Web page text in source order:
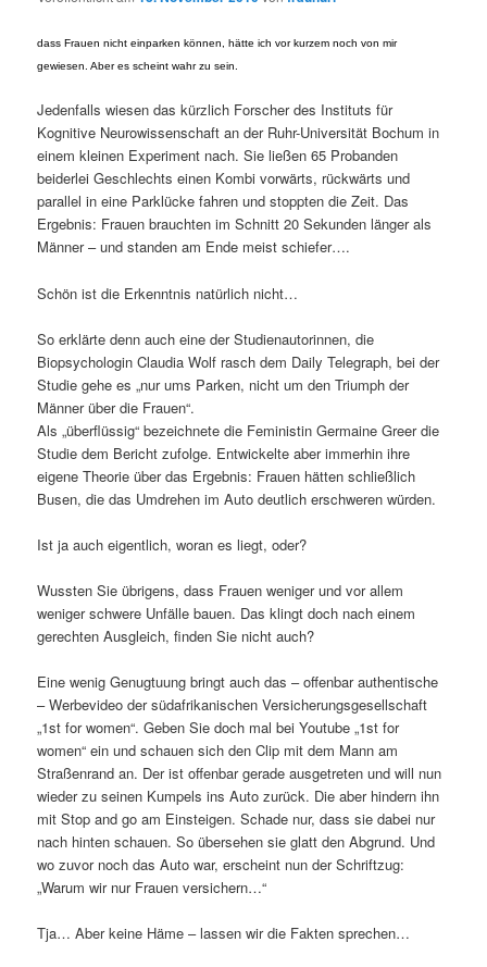
dass Frauen nicht einparken können, hätte ich vor kurzem noch von mir
gewiesen. Aber es scheint wahr zu sein.
Jedenfalls wiesen das kürzlich Forscher des Instituts für
Kognitive Neurowissenschaft an der Ruhr-Universität Bochum in
einem kleinen Experiment nach. Sie ließen 65 Probanden
beiderlei Geschlechts einen Kombi vorwärts, rückwärts und
parallel in eine Parklücke fahren und stoppten die Zeit. Das
Ergebnis: Frauen brauchten im Schnitt 20 Sekunden länger als
Männer – und standen am Ende meist schiefer….
Schön ist die Erkenntnis natürlich nicht…
So erklärte denn auch eine der Studienautorinnen, die
Biopsychologin Claudia Wolf rasch dem Daily Telegraph, bei der
Studie gehe es „nur ums Parken, nicht um den Triumph der
Männer über die Frauen“.
Als „überflüssig“ bezeichnete die Feministin Germaine Greer die
Studie dem Bericht zufolge. Entwickelte aber immerhin ihre
eigene Theorie über das Ergebnis: Frauen hätten schließlich
Busen, die das Umdrehen im Auto deutlich erschweren würden.
Ist ja auch eigentlich, woran es liegt, oder?
Wussten Sie übrigens, dass Frauen weniger und vor allem
weniger schwere Unfälle bauen. Das klingt doch nach einem
gerechten Ausgleich, finden Sie nicht auch?
Eine wenig Genugtuung bringt auch das – offenbar authentische
– Werbevideo der südafrikanischen Versicherungsgesellschaft
„1st for women“. Geben Sie doch mal bei Youtube „1st for
women“ ein und schauen sich den Clip mit dem Mann am
Straßenrand an. Der ist offenbar gerade ausgetreten und will nun
wieder zu seinen Kumpels ins Auto zurück. Die aber hindern ihn
mit Stop and go am Einsteigen. Schade nur, dass sie dabei nur
nach hinten schauen. So übersehen sie glatt den Abgrund. Und
wo zuvor noch das Auto war, erscheint nun der Schriftzug:
„Warum wir nur Frauen versichern…“
Tja… Aber keine Häme – lassen wir die Fakten sprechen…